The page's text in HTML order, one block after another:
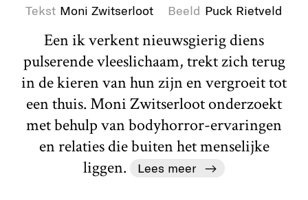
Tekst Moni Zwitserloot Beeld Puck Rietveld
Een ik verkent nieuwsgierig diens
pulserende vleeslichaam, trekt zich terug
in de kieren van hun zijn en vergroeit tot
een thuis. Moni Zwitserloot onderzoekt
met behulp van bodyhorror-ervaringen
en relaties die buiten het menselijke
liggen.
Lees meer